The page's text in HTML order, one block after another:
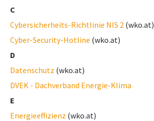
C
Cybersicherheits-Richtlinie­­ NIS 2 (wko.at)
Cyber-Security-Hotline (wko.at)
D
Datenschutz (wko.at)
DVEK - Dachverband Energie-Klima
E
Energieeffizienz (wko.at)